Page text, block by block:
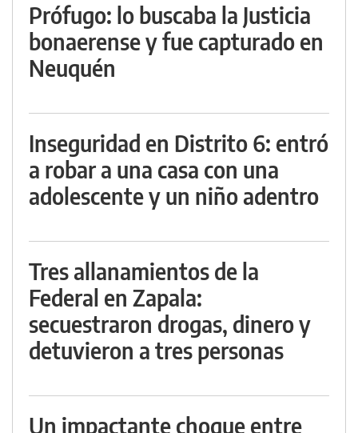
Prófugo: lo buscaba la Justicia
bonaerense y fue capturado en
Neuquén
Inseguridad en Distrito 6: entró
a robar a una casa con una
adolescente y un niño adentro
Tres allanamientos de la
Federal en Zapala:
secuestraron drogas, dinero y
detuvieron a tres personas
Un impactante choque entre